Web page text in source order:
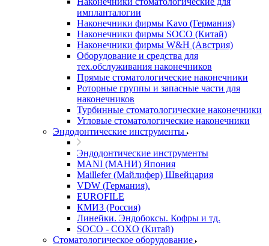
импланталогии
Наконечники фирмы Kavo (Германия)
Наконечники фирмы SOCO (Китай)
Наконечники фирмы W&H (Австрия)
Оборудование и средства для
тех.обслуживания наконечников
Прямые стоматологические наконечники
Роторные группы и запасные части для
наконечников
Турбинные стоматологические наконечники
Угловые стоматологические наконечники
Эндодонтические инструменты
Эндодонтические инструменты
MANI (МАНИ) Япония
Maillefer (Майлифер) Швейцария
VDW (Германия).
EUROFILE
КМИЗ (Россия)
Линейки. Эндобоксы. Кофры и тд.
SOCO - COXO (Китай)
Стоматологическое оборудование